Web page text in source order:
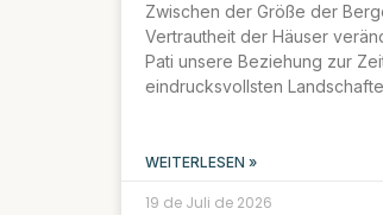
Zwischen der Größe der
Vertrautheit der Häuser
Pati unsere Beziehung zur
eindrucksvollsten
WEITERLESEN »
19 de Juli de 2026